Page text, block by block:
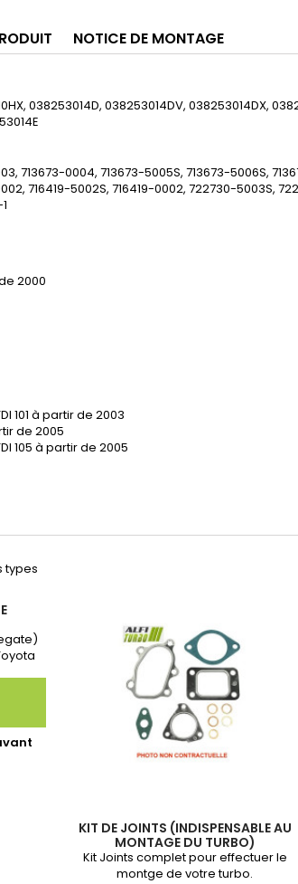
NOTICE DE MONTAGE
038253014D, 038253014DV, 038253014DX,
713673-0004, 713673-5005S, 713673-5006S,
716419-5002S, 716419-0002, 722730-5003S,
2000
101 à partir de 2003
de 2005
105 à partir de 2005
KIT DE JOINTS (INDISPENSABLE AU
MONTAGE DU TURBO)
Kit Joints complet pour effectuer le
montge de votre turbo.